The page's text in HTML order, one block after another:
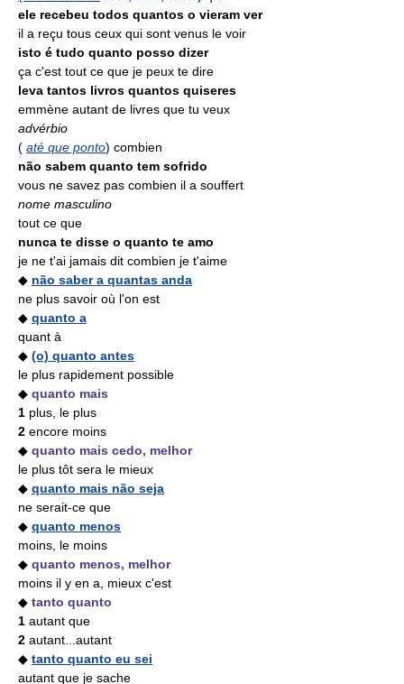
ele recebeu todos quantos o vieram ver
il a reçu tous ceux qui sont venus le voir
isto é tudo quanto posso dizer
ça c'est tout ce que je peux te dire
leva tantos livros quantos quiseres
emmène autant de livres que tu veux
advérbio
( até que ponto) combien
não sabem quanto tem sofrido
vous ne savez pas combien il a souffert
nome masculino
tout ce que
nunca te disse o quanto te amo
je ne t'ai jamais dit combien je t'aime
◆ não saber a quantas anda
ne plus savoir où l'on est
◆ quanto a
quant à
◆ (o) quanto antes
le plus rapidement possible
◆ quanto mais
1 plus, le plus
2 encore moins
◆ quanto mais cedo, melhor
le plus tôt sera le mieux
◆ quanto mais não seja
ne serait-ce que
◆ quanto menos
moins, le moins
◆ quanto menos, melhor
moins il y en a, mieux c'est
◆ tanto quanto
1 autant que
2 autant...autant
◆ tanto quanto eu sei
autant que je sache